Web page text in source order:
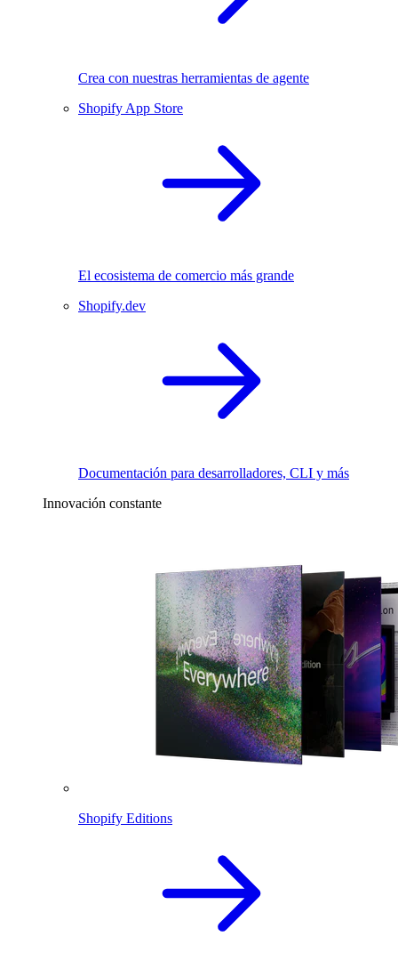
Crea con nuestras herramientas de agente
Shopify App Store
El ecosistema de comercio más grande
Shopify.dev
Documentación para desarrolladores, CLI y más
Innovación constante
Shopify Editions